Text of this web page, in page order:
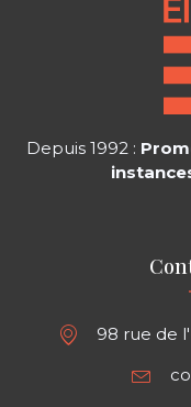
Depuis 1992 :
98 rue de